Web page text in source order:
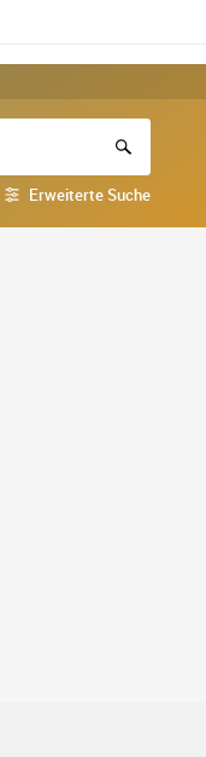
Erweiterte Suche